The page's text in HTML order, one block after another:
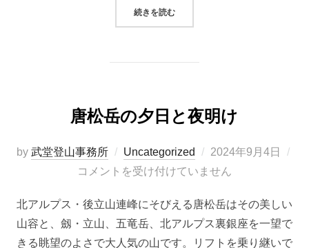
続きを読む“リンドウの季節”
唐松岳の夕日と夜明け
by 武堂登山事務所 Uncategorized
投
稿
2024年9月4日
コメントを受け付けていません
北アルプス・後立山連峰にそびえる唐松岳はその美しい
山容と、劔・立山、五竜岳、北アルプス裏銀座を一望で
きる眺望のよさで大人気の山です。リフトを乗り継いで